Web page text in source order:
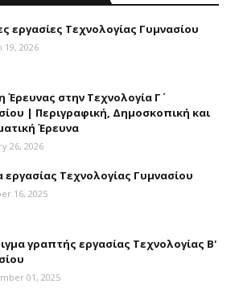
εργασίες Τεχνολογίας Γυμνασίου
19, 2026
Έρευνας στην Τεχνολογία Γ΄
| Περιγραφική, Δημοσκοπική και
Έρευνα
26, 2026
Τεχνολογίας Γυμνασίου
16, 2025
γραπτής εργασίας Τεχνολογίας Β'
01, 2025